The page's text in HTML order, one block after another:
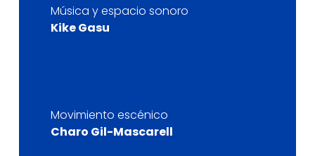
Música y espacio sonoro
Kike Gasu
Movimiento escénico
Charo Gil-Mascarell